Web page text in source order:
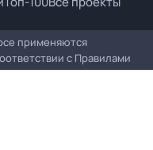
применяются
с Правилами